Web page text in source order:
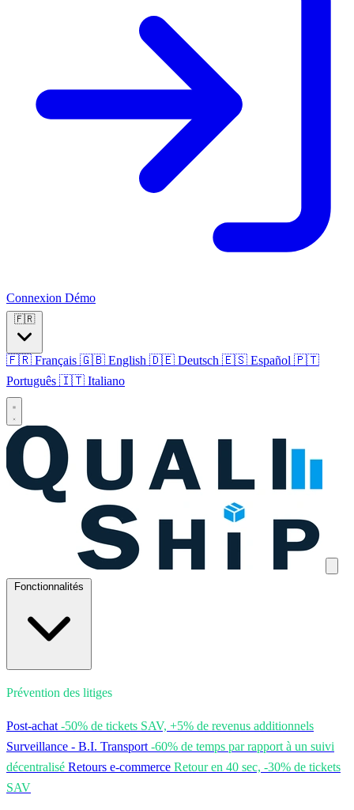
Connexion Démo
🇫🇷
🇫🇷 Français 🇬🇧 English 🇩🇪 Deutsch 🇪🇸 Español 🇵🇹
Português 🇮🇹 Italiano
Prévention des litiges
Post-achat -50% de tickets SAV, +5% de revenus additionnels
Surveillance - B.I. Transport -60% de temps par rapport à un suivi
décentralisé Retours e-commerce Retour en 40 sec, -30% de tickets
SAV